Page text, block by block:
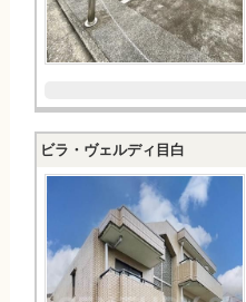
ビラ・ヴェルディ目白